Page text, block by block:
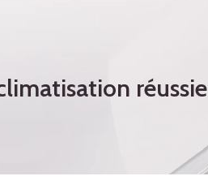
réussie